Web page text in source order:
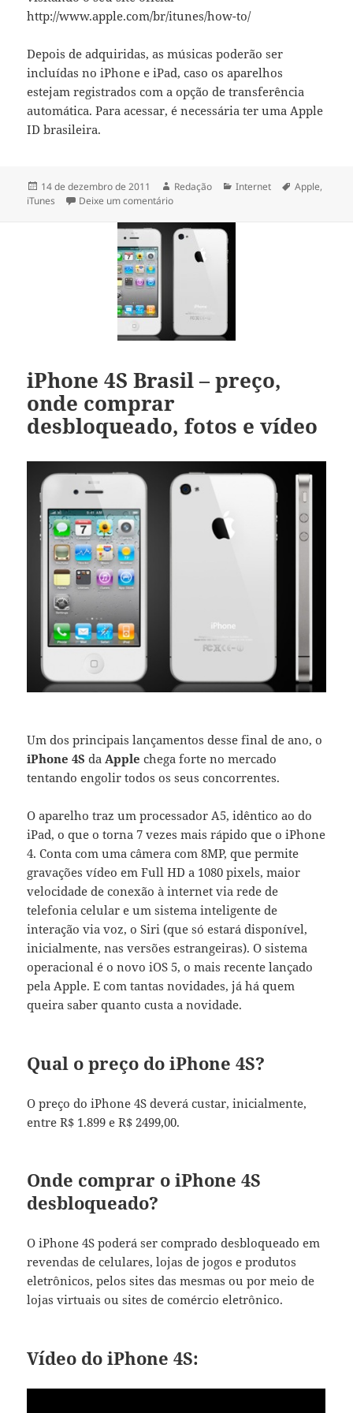
http://www.apple.com/br/itunes/how-to/
Depois de adquiridas, as músicas poderão ser
incluídas no iPhone e iPad, caso os aparelhos
estejam registrados com a opção de transferência
automática. Para acessar, é necessária ter uma Apple
ID brasileira.
Publicado
em
14 de dezembro de 2011 Autor
Redação Categorias
Internet Tags
Apple,
iTunes
Deixe um comentárioem iTunes Brasil – downloads, músicas,
iPhone 4S Brasil – preço,
onde comprar
desbloqueado, fotos e vídeo
Um dos principais lançamentos desse final de ano, o
iPhone 4S da Apple chega forte no mercado
tentando engolir todos os seus concorrentes.
O aparelho traz um processador A5, idêntico ao do
iPad, o que o torna 7 vezes mais rápido que o iPhone
4. Conta com uma câmera com 8MP, que permite
gravações vídeo em Full HD a 1080 pixels, maior
velocidade de conexão à internet via rede de
telefonia celular e um sistema inteligente de
interação via voz, o Siri (que só estará disponível,
inicialmente, nas versões estrangeiras). O sistema
operacional é o novo iOS 5, o mais recente lançado
pela Apple. E com tantas novidades, já há quem
queira saber quanto custa a novidade.
Qual o preço do iPhone 4S?
O preço do iPhone 4S deverá custar, inicialmente,
entre R$ 1.899 e R$ 2499,00.
Onde comprar o iPhone 4S
desbloqueado?
O iPhone 4S poderá ser comprado desbloqueado em
revendas de celulares, lojas de jogos e produtos
eletrônicos, pelos sites das mesmas ou por meio de
lojas virtuais ou sites de comércio eletrônico.
Vídeo do iPhone 4S: